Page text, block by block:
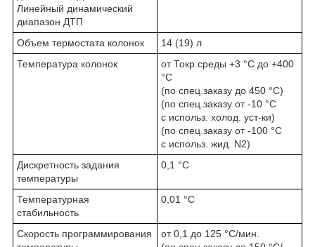
Линейный динамический
диапазон ДТП
Объем термостата колонок
14 (19) л
Температура колонок
от Токр.среды +3 °C до +400
°C
(по спец.заказу до 450 °C)
(по спец.заказу от -10 °C
с использ. холод. уст-ки)
(по спец.заказу от -100 °C
с использ. жид. N2)
Дискретность задания
температуры
0,1 °C
Температурная
стабильность
0,01 °C
Скорость программирования
от 0,1 до 125 °C/мин.